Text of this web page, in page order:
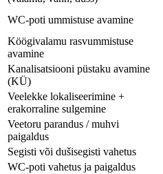
WC-poti ummistuse avamine
Köögivalamu rasvummistuse
avamine
Kanalisatsiooni püstaku avamine
(KÜ)
Veelekke lokaliseerimine +
erakorraline sulgemine
Veetoru parandus / muhvi
paigaldus
Segisti või dušisegisti vahetus
WC-poti vahetus ja paigaldus